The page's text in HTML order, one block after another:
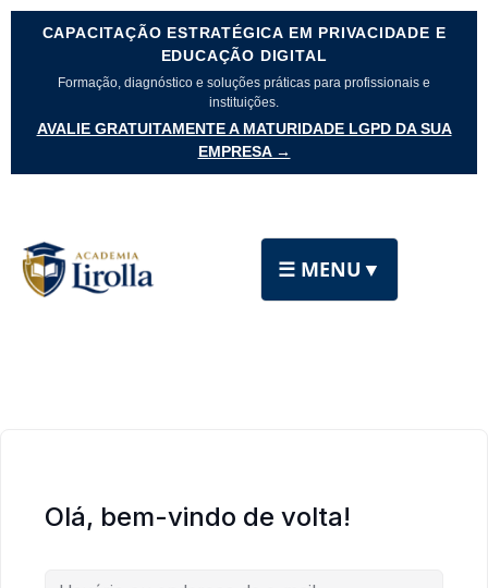
CAPACITAÇÃO ESTRATÉGICA EM PRIVACIDADE E
EDUCAÇÃO DIGITAL
Formação, diagnóstico e soluções práticas para profissionais e
instituições.
AVALIE GRATUITAMENTE A MATURIDADE LGPD DA SUA
EMPRESA →
☰ MENU ▼
Olá, bem-vindo de volta!